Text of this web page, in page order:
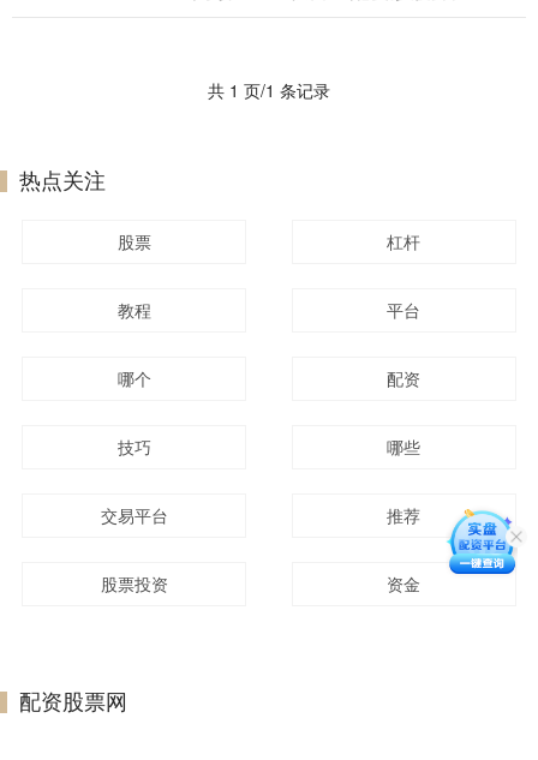
共 1 页/1 条记录
热点关注
股票 杠杆
教程 平台
哪个 配资
技巧 哪些
交易平台 推荐
股票投资 资金
配资股票网